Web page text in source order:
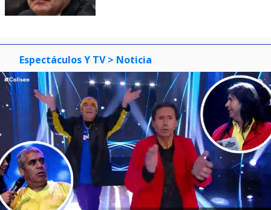
Espectáculos Y TV > Noticia